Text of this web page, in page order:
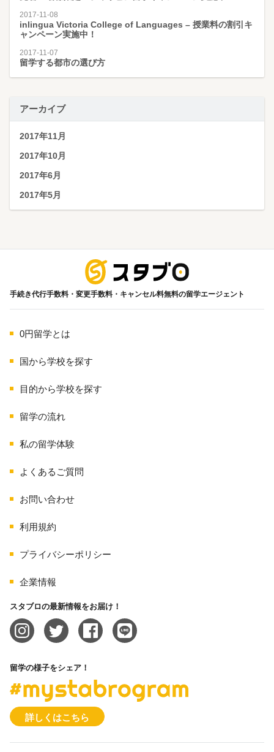
2017-11-08
inlingua Victoria College of Languages – 授業料の割引キ
ャンペーン実施中！
2017-11-07
留学する都市の選び方
アーカイブ
2017年11月
2017年10月
2017年6月
2017年5月
手続き代行手数料・変更手数料・キャンセル料無料の留学エージェント
0円留学とは
国から学校を探す
目的から学校を探す
留学の流れ
私の留学体験
よくあるご質問
お問い合わせ
利用規約
プライバシーポリシー
企業情報
スタブロの最新情報をお届け！
留学の様子をシェア！
詳しくはこちら